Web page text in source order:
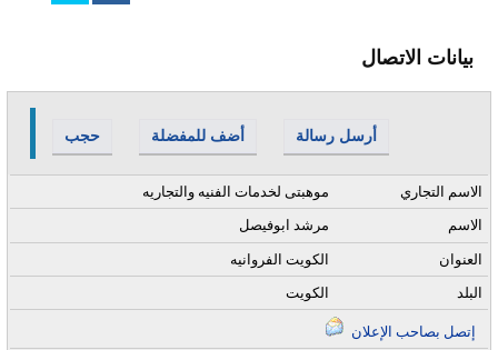
بيانات الاتصال
حجب أضف للمفضلة أرسل رسالة
موهبتى لخدمات الفنيه والتجاريه
الاسم التجاري
مرشد ابوفيصل
الاسم
الكويت الفروانيه
العنوان
الكويت
البلد